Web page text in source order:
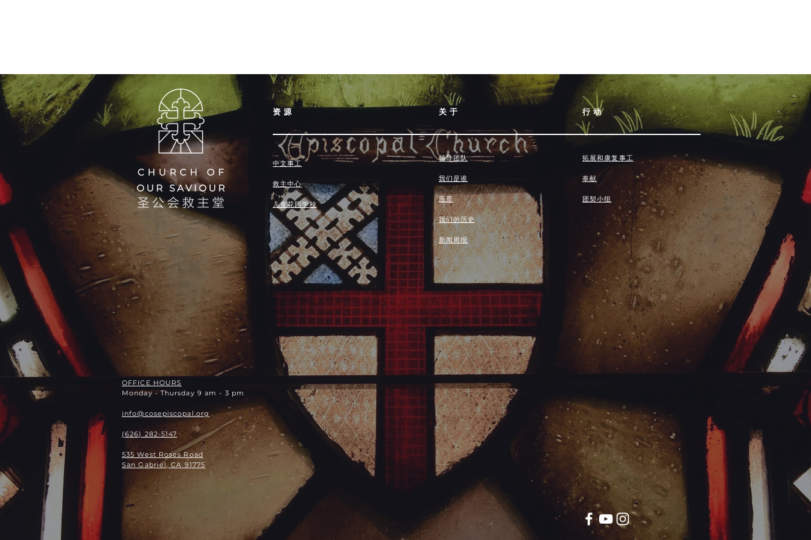
关于
领导团队
我们是谁
愿景
我们的历史
新闻周报
行动
拓展和康复事工
奉献
团契小组
资源
中文事工
救主中心
儿童花园学校
OFFICE HOURS
Monday - Thursday 9 am - 3 pm
info@cosepiscopal.org
(626) 282-5147
535 West Roses Road
San Gabriel, CA 91775